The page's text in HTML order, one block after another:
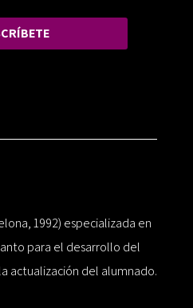
1992) especializada en
para el desarrollo del
actualización del alumnado.